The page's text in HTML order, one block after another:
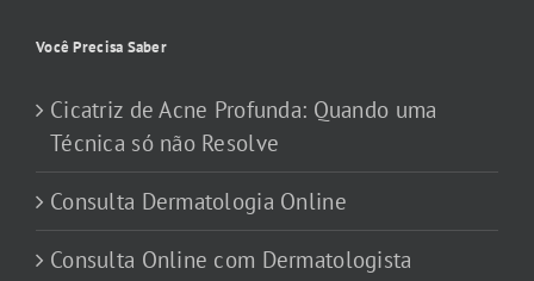
Você Precisa Saber
Cicatriz de Acne Profunda: Quando uma
Técnica só não Resolve
Consulta Dermatologia Online
Consulta Online com Dermatologista